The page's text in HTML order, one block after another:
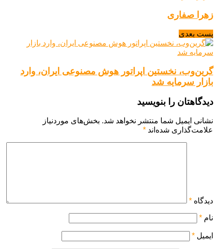
زهرا صفاری
پست بعدی
گرین‌وب، نخستین اپراتور هوش مصنوعی ایران، وارد
بازار سرمایه شد
دیدگاهتان را بنویسید
نشانی ایمیل شما منتشر نخواهد شد. بخش‌های موردنیاز
علامت‌گذاری شده‌اند *
دیدگاه *
نام *
ایمیل *